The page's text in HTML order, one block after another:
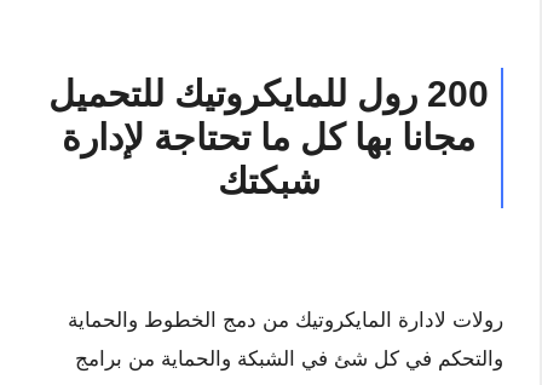
200 رول للمايكروتيك للتحميل
مجانا بها كل ما تحتاجة لإدارة
شبكتك
رولات لادارة المايكروتيك من دمج الخطوط والحماية
والتحكم في كل شئ في الشبكة والحماية من برامج